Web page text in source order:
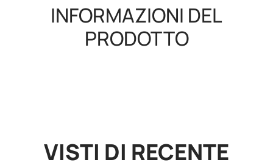
INFORMAZIONI DEL
PRODOTTO
VISTI DI RECENTE